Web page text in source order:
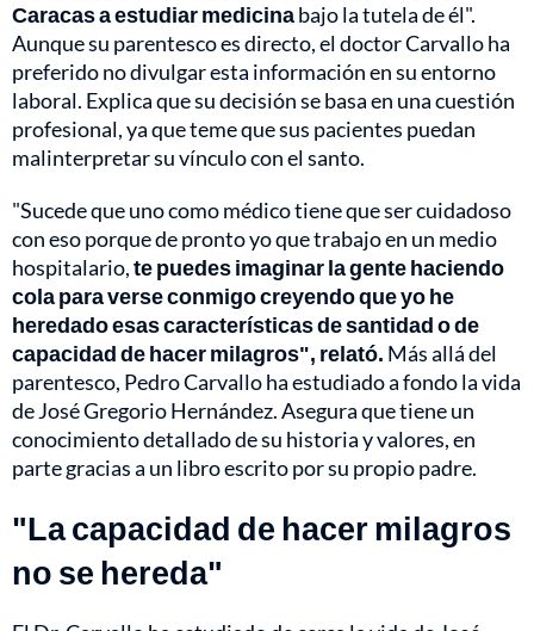
Caracas a estudiar medicinabajo la tutela de él".
Aunque su parentesco es directo, el doctor Carvallo ha
preferido no divulgar esta información en su entorno
laboral. Explica que su decisión se basa en una cuestión
profesional, ya que teme que sus pacientes puedan
malinterpretar su vínculo con el santo.
"Sucede que uno como médico tiene que ser cuidadoso
con eso porque de pronto yo que trabajo en un medio
hospitalario,te puedes imaginar la gente haciendo
cola para verse conmigo creyendo que yo he
heredado esas características de santidad o de
capacidad de hacer milagros", relató. Más allá del
parentesco, Pedro Carvallo ha estudiado a fondo la vida
de José Gregorio Hernández. Asegura que tiene un
conocimiento detallado de su historia y valores, en
parte gracias a un libro escrito por su propio padre.
"La capacidad de hacer milagros
no se hereda"